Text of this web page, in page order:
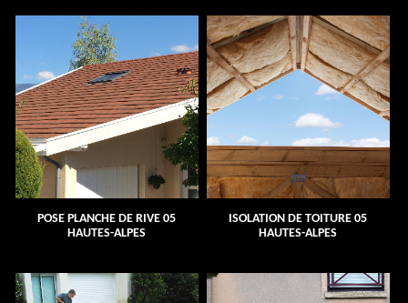
POSE PLANCHE DE RIVE 05
HAUTES-ALPES
ISOLATION DE TOITURE 05
HAUTES-ALPES